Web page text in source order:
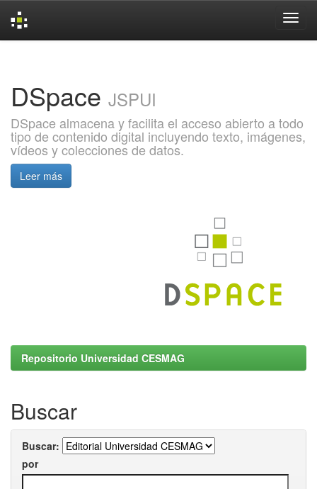
DSpace JSPUI
DSpace almacena y facilita el acceso abierto a todo
tipo de contenido digital incluyendo texto, imágenes,
vídeos y colecciones de datos.
Leer más
Repositorio Universidad CESMAG
Buscar
Buscar:
por